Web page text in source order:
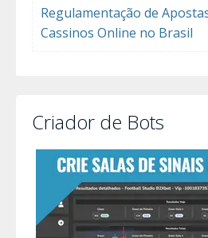
Regulamentação de
Cassinos Online no Brasil
Criador de Bots